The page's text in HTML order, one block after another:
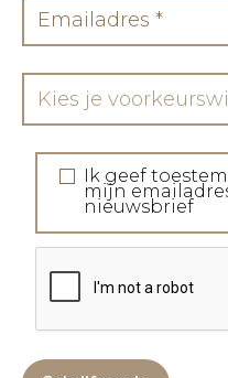
Kies je
Ik geef
mijn
nieuwsbrief